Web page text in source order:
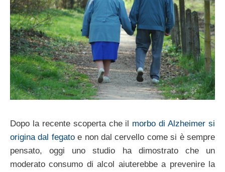
Dopo la recente scoperta che il morbo di Alzheimer si
origina dal fegatoe non dal cervello come si è sempre
pensato, oggi uno studio ha dimostrato che un
moderato consumo di alcol aiuterebbe a prevenire la